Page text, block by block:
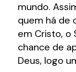
mundo.
quem há de
em Cristo, o
chance de
Deus, logo